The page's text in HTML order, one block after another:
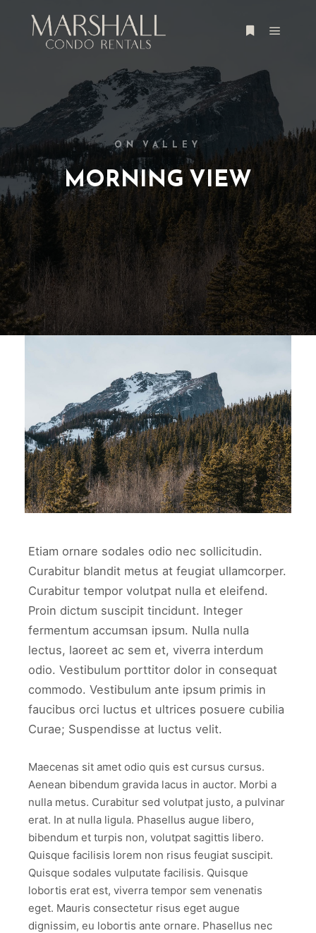
ON VALLEY
MORNING VIEW
Etiam ornare sodales odio nec sollicitudin.
Curabitur blandit metus at feugiat ullamcorper.
Curabitur tempor volutpat nulla et eleifend.
Proin dictum suscipit tincidunt. Integer
fermentum accumsan ipsum. Nulla nulla
lectus, laoreet ac sem et, viverra interdum
odio. Vestibulum porttitor dolor in consequat
commodo. Vestibulum ante ipsum primis in
faucibus orci luctus et ultrices posuere cubilia
Curae; Suspendisse at luctus velit.
Maecenas sit amet odio quis est cursus cursus.
Aenean bibendum gravida lacus in auctor. Morbi a
nulla metus. Curabitur sed volutpat justo, a pulvinar
erat. In at nulla ligula. Phasellus augue libero,
bibendum et turpis non, volutpat sagittis libero.
Quisque facilisis lorem non risus feugiat suscipit.
Quisque sodales vulputate facilisis. Quisque
lobortis erat est, viverra tempor sem venenatis
eget. Mauris consectetur risus eget augue
dignissim, eu lobortis ante ornare. Phasellus nec